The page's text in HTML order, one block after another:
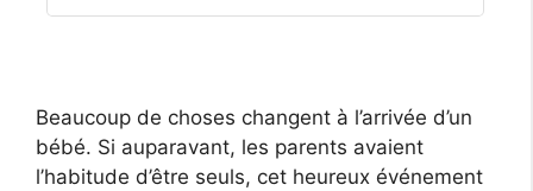
Beaucoup de choses changent à l’arrivée d’un
bébé. Si auparavant, les parents avaient
l’habitude d’être seuls, cet heureux événement